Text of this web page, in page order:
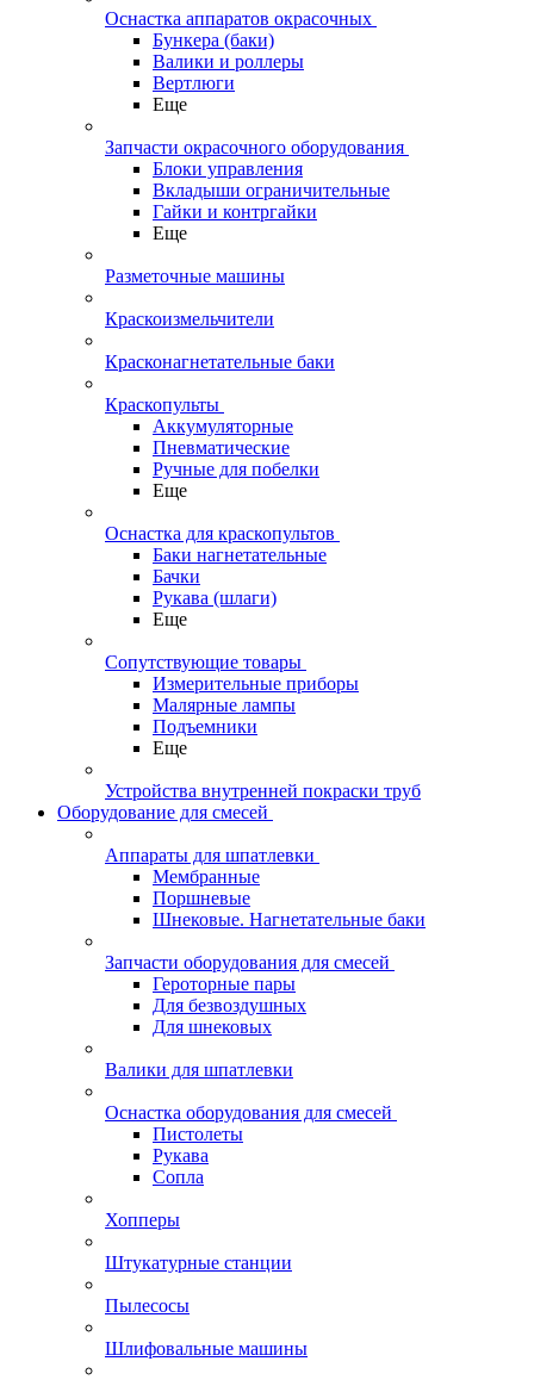
Оснастка аппаратов окрасочных
Бункера (баки)
Валики и роллеры
Вертлюги
Еще
Запчасти окрасочного оборудования
Блоки управления
Вкладыши ограничительные
Гайки и контргайки
Еще
Разметочные машины
Краскоизмельчители
Красконагнетательные баки
Краскопульты
Аккумуляторные
Пневматические
Ручные для побелки
Еще
Оснастка для краскопультов
Баки нагнетательные
Бачки
Рукава (шлаги)
Еще
Сопутствующие товары
Измерительные приборы
Малярные лампы
Подъемники
Еще
Устройства внутренней покраски труб
Оборудование для смесей
Аппараты для шпатлевки
Мембранные
Поршневые
Шнековые. Нагнетательные баки
Запчасти оборудования для смесей
Героторные пары
Для безвоздушных
Для шнековых
Валики для шпатлевки
Оснастка оборудования для смесей
Пистолеты
Рукава
Сопла
Хопперы
Штукатурные станции
Пылесосы
Шлифовальные машины